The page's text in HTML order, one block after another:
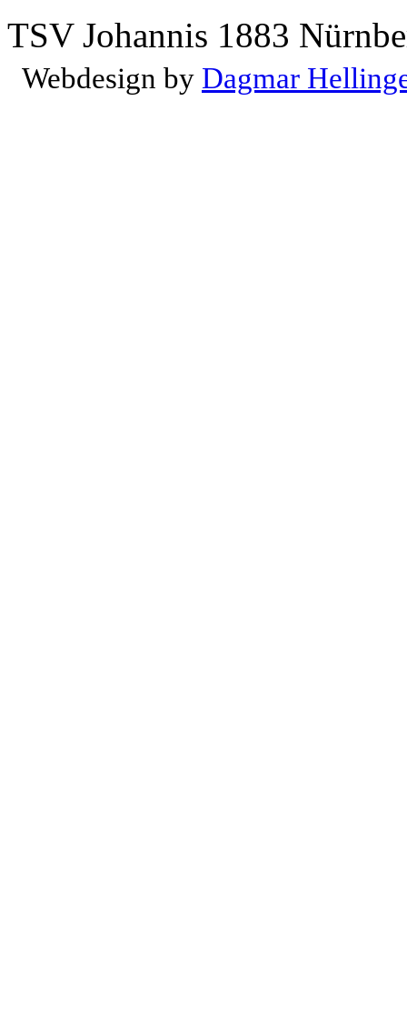
TSV Johannis 1883
Webdesign by Dagmar